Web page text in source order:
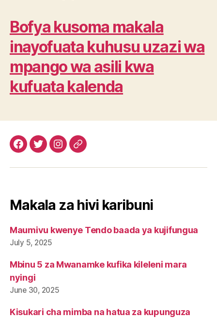
Bofya kusoma makala
inayofuata kuhusu uzazi wa
mpango wa asili kwa
kufuata kalenda
Facebook
TwitterInstagram
Email
Makala za hivi karibuni
Maumivu kwenye Tendo baada ya kujifungua
July 5, 2025
Mbinu 5 za Mwanamke kufika kileleni mara
nyingi
June 30, 2025
Kisukari cha mimba na hatua za kupunguza